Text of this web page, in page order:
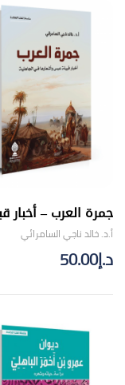
جمرة العرب – أخبار
عبس وأشعارها في
الجاهلية
أ.د. خالد ناجي السامرائي
د.إ50.00